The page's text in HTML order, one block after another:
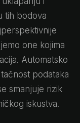
tih bodova
one kojima
Automatsko
podataka
smanjuje rizik
iskustva.